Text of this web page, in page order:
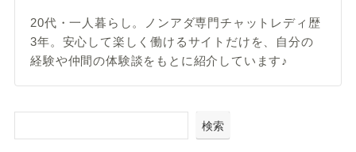
20代・一人暮らし。ノンアダ専門チャットレディ歴
3年。安心して楽しく働けるサイトだけを、自分の
経験や仲間の体験談をもとに紹介しています♪
検索